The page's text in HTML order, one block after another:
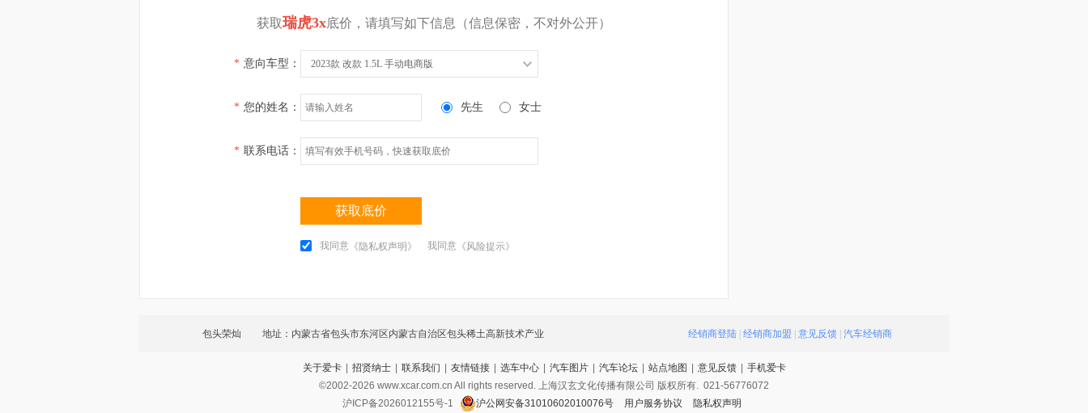
获取瑞虎3x底价，请填写如下信息（信息保密，不对外公开）
* 意向车型： 2023款 改款 1.5L 手动电商版
* 您的姓名： 先生 女士
* 联系电话：
获取底价
我同意 《隐私权声明》 我同意 《风险提示》
包头荣灿 地址：内蒙古省包头市东河区内蒙古自治区包头稀土高新技术产业
开发区稀土路4号恒通汽车城第一排6号展厅
经销商登陆 经销商加盟 意见反馈 汽车经销商
关于爱卡 招贤纳士 联系我们 友情链接 选车中心 汽车图片 汽车论坛 站点地图 意见反馈
手机爱卡
©2002-2026 www.xcar.com.cn All rights reserved. 上海汉玄文化传播有限公司 版权所有. 021-56776072
沪ICP备2026012155号-1
沪公网安备31010602010076号 用户服务协议 隐私权声明